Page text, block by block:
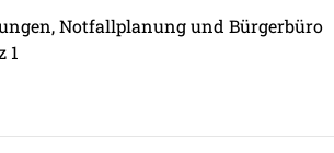
Notfallplanung und Bürgerbüro
1